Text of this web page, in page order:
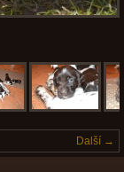
Další →